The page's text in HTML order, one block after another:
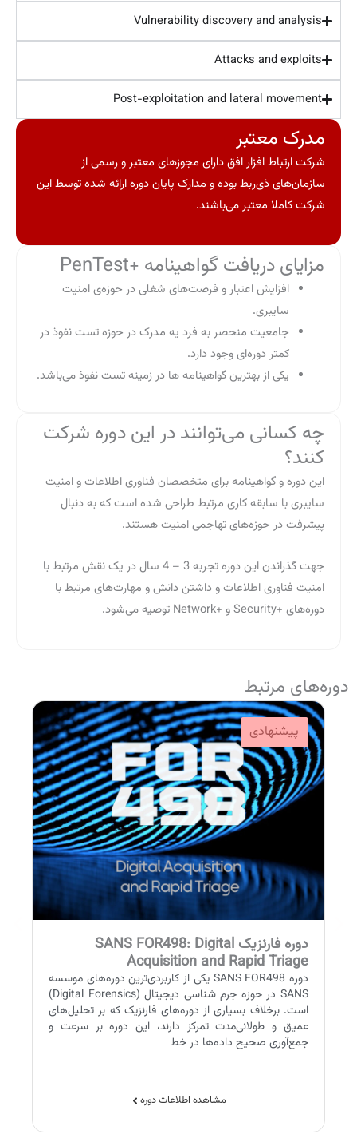
Vulnerability discovery and analysis
Attacks and exploits
Post-exploitation and lateral movement
مدرک معتبر
شرکت ارتباط افزار افق دارای مجوزهای معتبر و رسمی از
سازمان‌های ذی‌ربط بوده و مدارک پایان دوره ارائه شده توسط این
شرکت کاملا معتبر می‌باشند.
مزایای دریافت گواهینامه +PenTest
افزایش اعتبار و فرصت‌های شغلی در حوزه‌ی امنیت
سایبری.
جامعیت منحصر به فرد یه مدرک در حوزه تست نفوذ در
کمتر دوره‌ای وجود دارد.
یکی از بهترین گواهینامه ها در زمینه تست نفوذ می‌باشد.
چه کسانی می‌توانند در این دوره شرکت
کنند؟
این دوره و گواهینامه برای متخصصان فناوری اطلاعات و امنیت
سایبری با سابقه کاری مرتبط طراحی شده است که به دنبال
پیشرفت در حوزه‌های تهاجمی امنیت هستند.
جهت گذراندن این دوره تجربه 3 – 4 سال در یک نقش مرتبط با
امنیت فناوری اطلاعات و داشتن دانش و مهارت‌های مرتبط با
دوره‌های +Security و +Network توصیه می‌شود.
دوره‌های مرتبط
پیشنهادی
پیشنهادی
دوره فارنزیک SANS FOR498: Digital
Acquisition and Rapid Triage
دوره SANS FOR498 یکی از کاربردی‌ترین دوره‌های موسسه
SANS در حوزه جرم شناسی دیجیتال (Digital Forensics)
است. برخلاف بسیاری از دوره‌های فارنزیک که بر تحلیل‌های
عمیق و طولانی‌مدت تمرکز دارند، این دوره بر سرعت و
جمع‌آوری صحیح داده‌ها در خط
مشاهده اطلاعات دوره